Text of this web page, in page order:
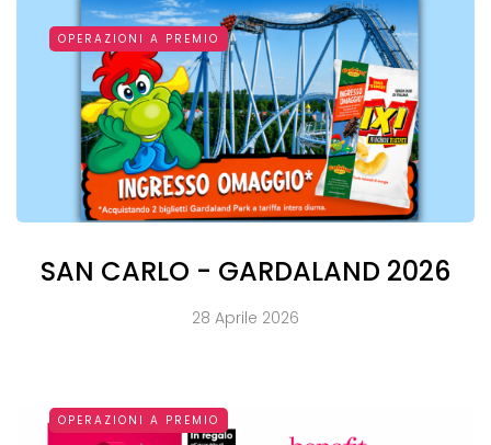
OPERAZIONI A PREMIO
SAN CARLO - GARDALAND 2026
28 Aprile 2026
OPERAZIONI A PREMIO